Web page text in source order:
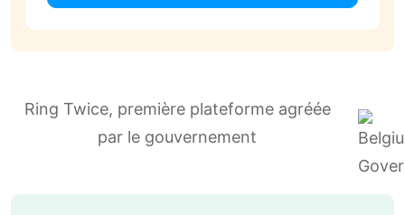
Ring Twice, première plateforme agréée
par le gouvernement